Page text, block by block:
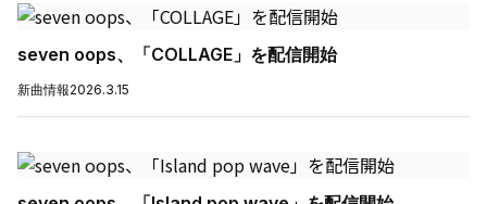
seven oops、「COLLAGE」を配信開始
新曲情報2026.3.15